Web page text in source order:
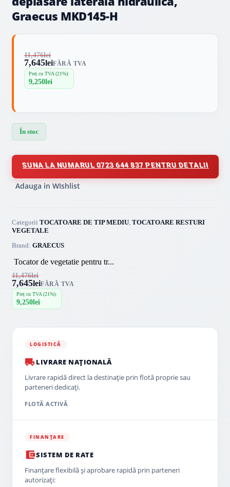
Graecus MKD145-H
11,476lei
7,645leiFĂRĂ TVA
Preț cu TVA (21%):
9,250lei
În stoc
SUNA LA NUMARUL 0723 644 837 PENTRU DETALII
Adauga in WIshlist
Categorii TOCATOARE DE TIP MEDIU, TOCATOARE RESTURI
VEGETALE
Brand: GRAECUS
Tocator de vegetatie pentru tr...
11,476lei
7,645leiFĂRĂ TVA
Preț cu TVA (21%):
9,250lei
LOGISTICĂ
LIVRARE NAȚIONALĂ
Livrare rapidă direct la destinație prin flotă proprie sau
parteneri dedicați.
FLOTĂ ACTIVĂ
FINANȚARE
SISTEM DE RATE
Finanțare flexibilă și aprobare rapidă prin parteneri
autorizați: